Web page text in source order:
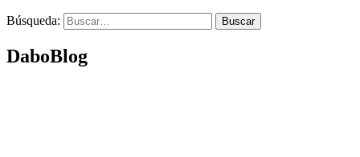
Búsqueda:
DaboBlog